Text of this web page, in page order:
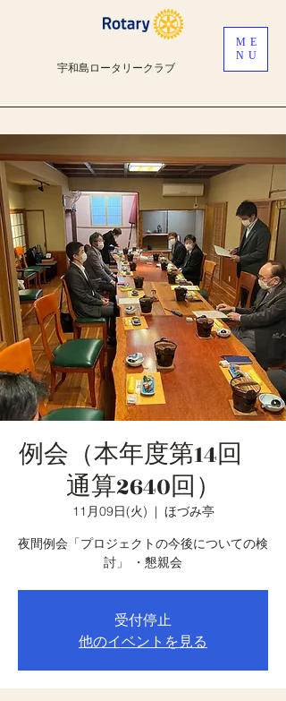
宇和島ロータリークラブ
ME
NU
例会（本年度第14回
通算2640回）
11月09日(火)
  |
ほづみ亭
夜間例会「プロジェクトの今後についての検
討」 ・懇親会
受付停止
他のイベントを見る